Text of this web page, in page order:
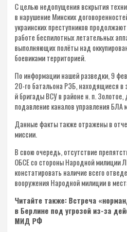
С целью недопущения вскрытия
в нарушение Минских
украинских преступников
работе беспилотных летательных
выполняющих полёты над
боевиками территорией.
По информации нашей разведки, 9
20-го батальона РЭБ, находящиеся в
й бригады ВСУ в районе н. п.
подавление каналов управления БЛА
Данные факты также отражены в
миссии.
В свою очередь, отсутствие
ОБСЕ со стороны Народной милиции
констатировать наличие всего
вооружения Народной милиции в
Читайте также: Встреча
в Берлине под угрозой из-за
МИД РФ